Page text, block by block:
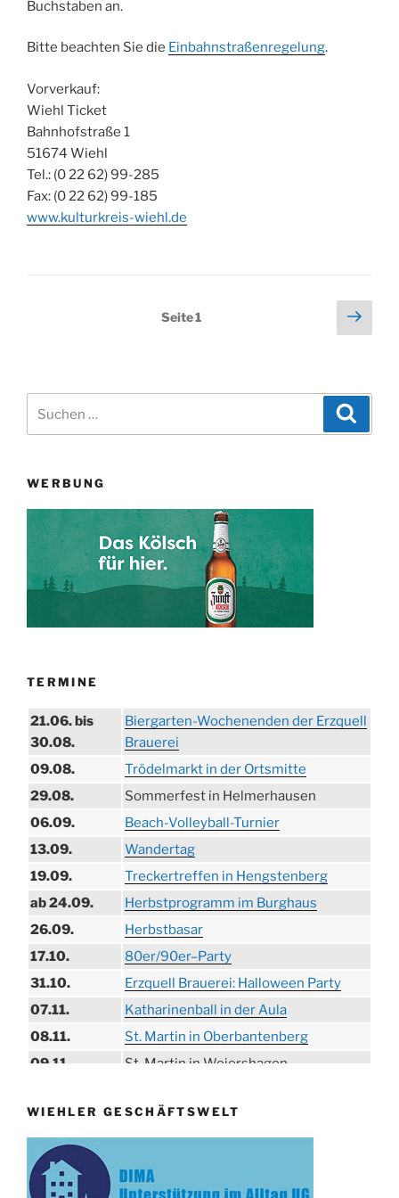
Buchstaben an.
Bitte beachten Sie die Einbahnstraßenregelung.
Vorverkauf:
Wiehl Ticket
Bahnhofstraße 1
51674 Wiehl
Tel.: (0 22 62) 99-285
Fax: (0 22 62) 99-185
www.kulturkreis-wiehl.de
Seitennummerierung
Seite1
WERBUNG
TERMINE
21.06. bis
30.08.
Biergarten-Wochenenden der Erzquell
Brauerei
09.08.
Trödelmarkt in der Ortsmitte
29.08.
Sommerfest in Helmerhausen
06.09.
Beach-Volleyball-Turnier
13.09.
Wandertag
19.09.
Treckertreffen in Hengstenberg
ab 24.09.
Herbstprogramm im Burghaus
26.09.
Herbstbasar
17.10.
80er/90er–Party
31.10.
Erzquell Brauerei: Halloween Party
07.11.
Katharinenball in der Aula
08.11.
St. Martin in Oberbantenberg
09.11.
St. Martin in Weiershagen
11.11.
„DÜX“ im Burghaus
14.11.
15.11.
Konzert Bielsteiner Männerchor
WIEHLER GESCHÄFTSWELT